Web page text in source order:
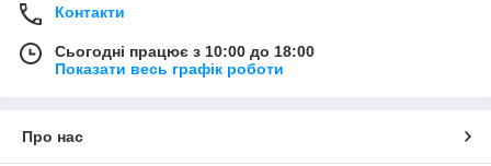
Контакти
Сьогодні працює з 10:00 до 18:00
Показати весь графік роботи
Про нас